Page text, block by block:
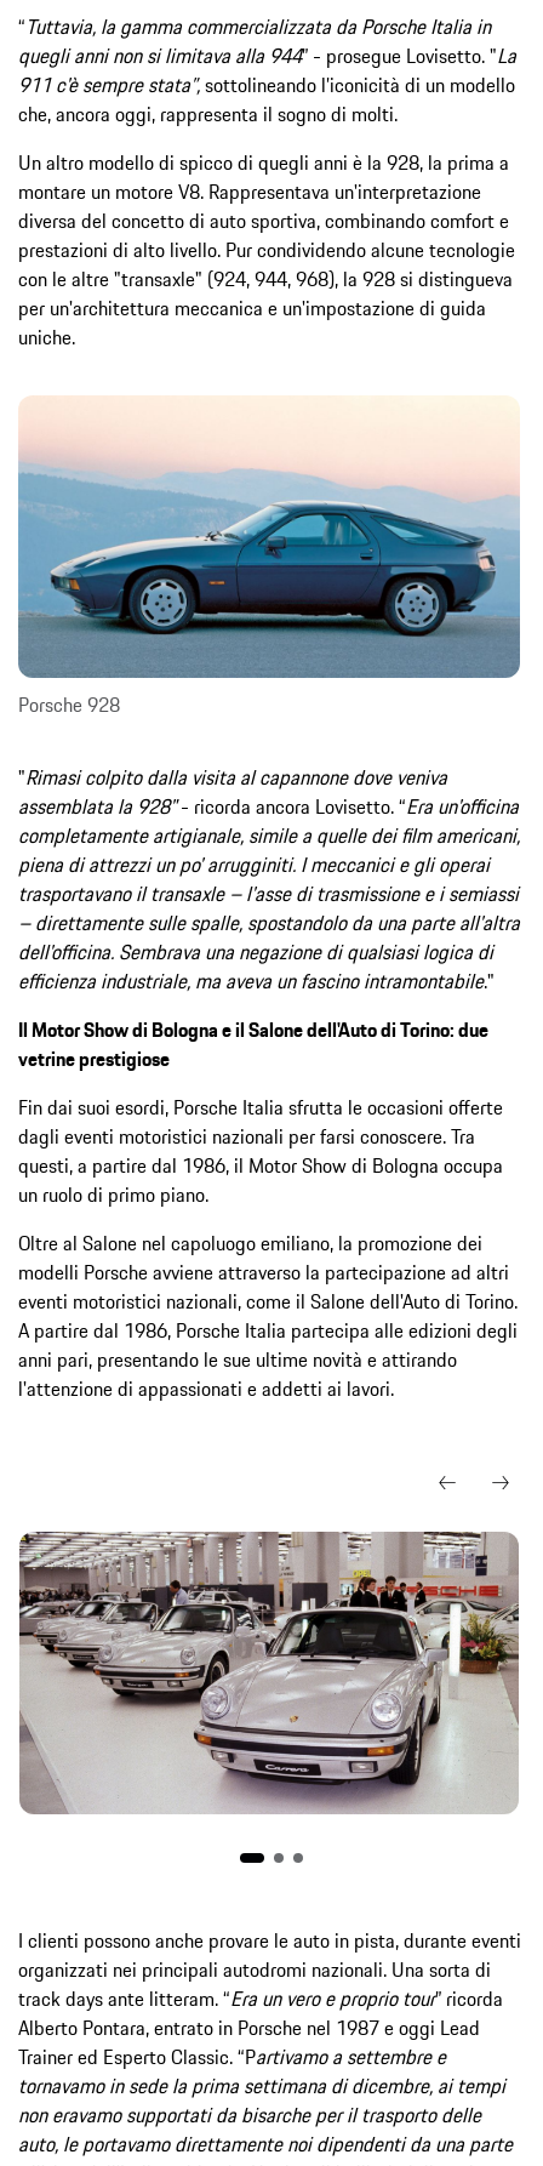
“Tuttavia, la gamma commercializzata da Porsche Italia in
quegli anni non si limitava alla 944” - prosegue Lovisetto. "La
911 c'è sempre stata”,sottolineando l’iconicità di un modello
che, ancora oggi, rappresenta il sogno di molti.
Un altro modello di spicco di quegli anni è la 928, la prima a
montare un motore V8. Rappresentava un'interpretazione
diversa del concetto di auto sportiva, combinando comfort e
prestazioni di alto livello. Pur condividendo alcune tecnologie
con le altre "transaxle" (924, 944, 968), la 928 si distingueva
per un'architettura meccanica e un'impostazione di guida
uniche.
Porsche 928
"Rimasi colpito dalla visita al capannone dove veniva
assemblata la 928"- ricorda ancora Lovisetto. “Era un'officina
completamente artigianale, simile a quelle dei film americani,
piena di attrezzi un po' arrugginiti. I meccanici e gli operai
trasportavano il transaxle – l'asse di trasmissione e i semiassi
– direttamente sulle spalle, spostandolo da una parte all'altra
dell'officina. Sembrava una negazione di qualsiasi logica di
efficienza industriale, ma aveva un fascino intramontabile."
Il Motor Show di Bologna e il Salone dell'Auto di Torino: due
vetrine prestigiose
Fin dai suoi esordi, Porsche Italia sfrutta le occasioni offerte
dagli eventi motoristici nazionali per farsi conoscere. Tra
questi, a partire dal 1986, il Motor Show di Bologna occupa
un ruolo di primo piano.
Oltre al Salone nel capoluogo emiliano, la promozione dei
modelli Porsche avviene attraverso la partecipazione ad altri
eventi motoristici nazionali, come il Salone dell'Auto di Torino.
A partire dal 1986, Porsche Italia partecipa alle edizioni degli
anni pari, presentando le sue ultime novità e attirando
l'attenzione di appassionati e addetti ai lavori.
I clienti possono anche provare le auto in pista, durante eventi
organizzati nei principali autodromi nazionali. Una sorta di
track days ante litteram. “Era un vero e proprio tour” ricorda
Alberto Pontara, entrato in Porsche nel 1987 e oggi Lead
Trainer ed Esperto Classic. “Partivamo a settembre e
tornavamo in sede la prima settimana di dicembre, ai tempi
non eravamo supportati da bisarche per il trasporto delle
auto, le portavamo direttamente noi dipendenti da una parte